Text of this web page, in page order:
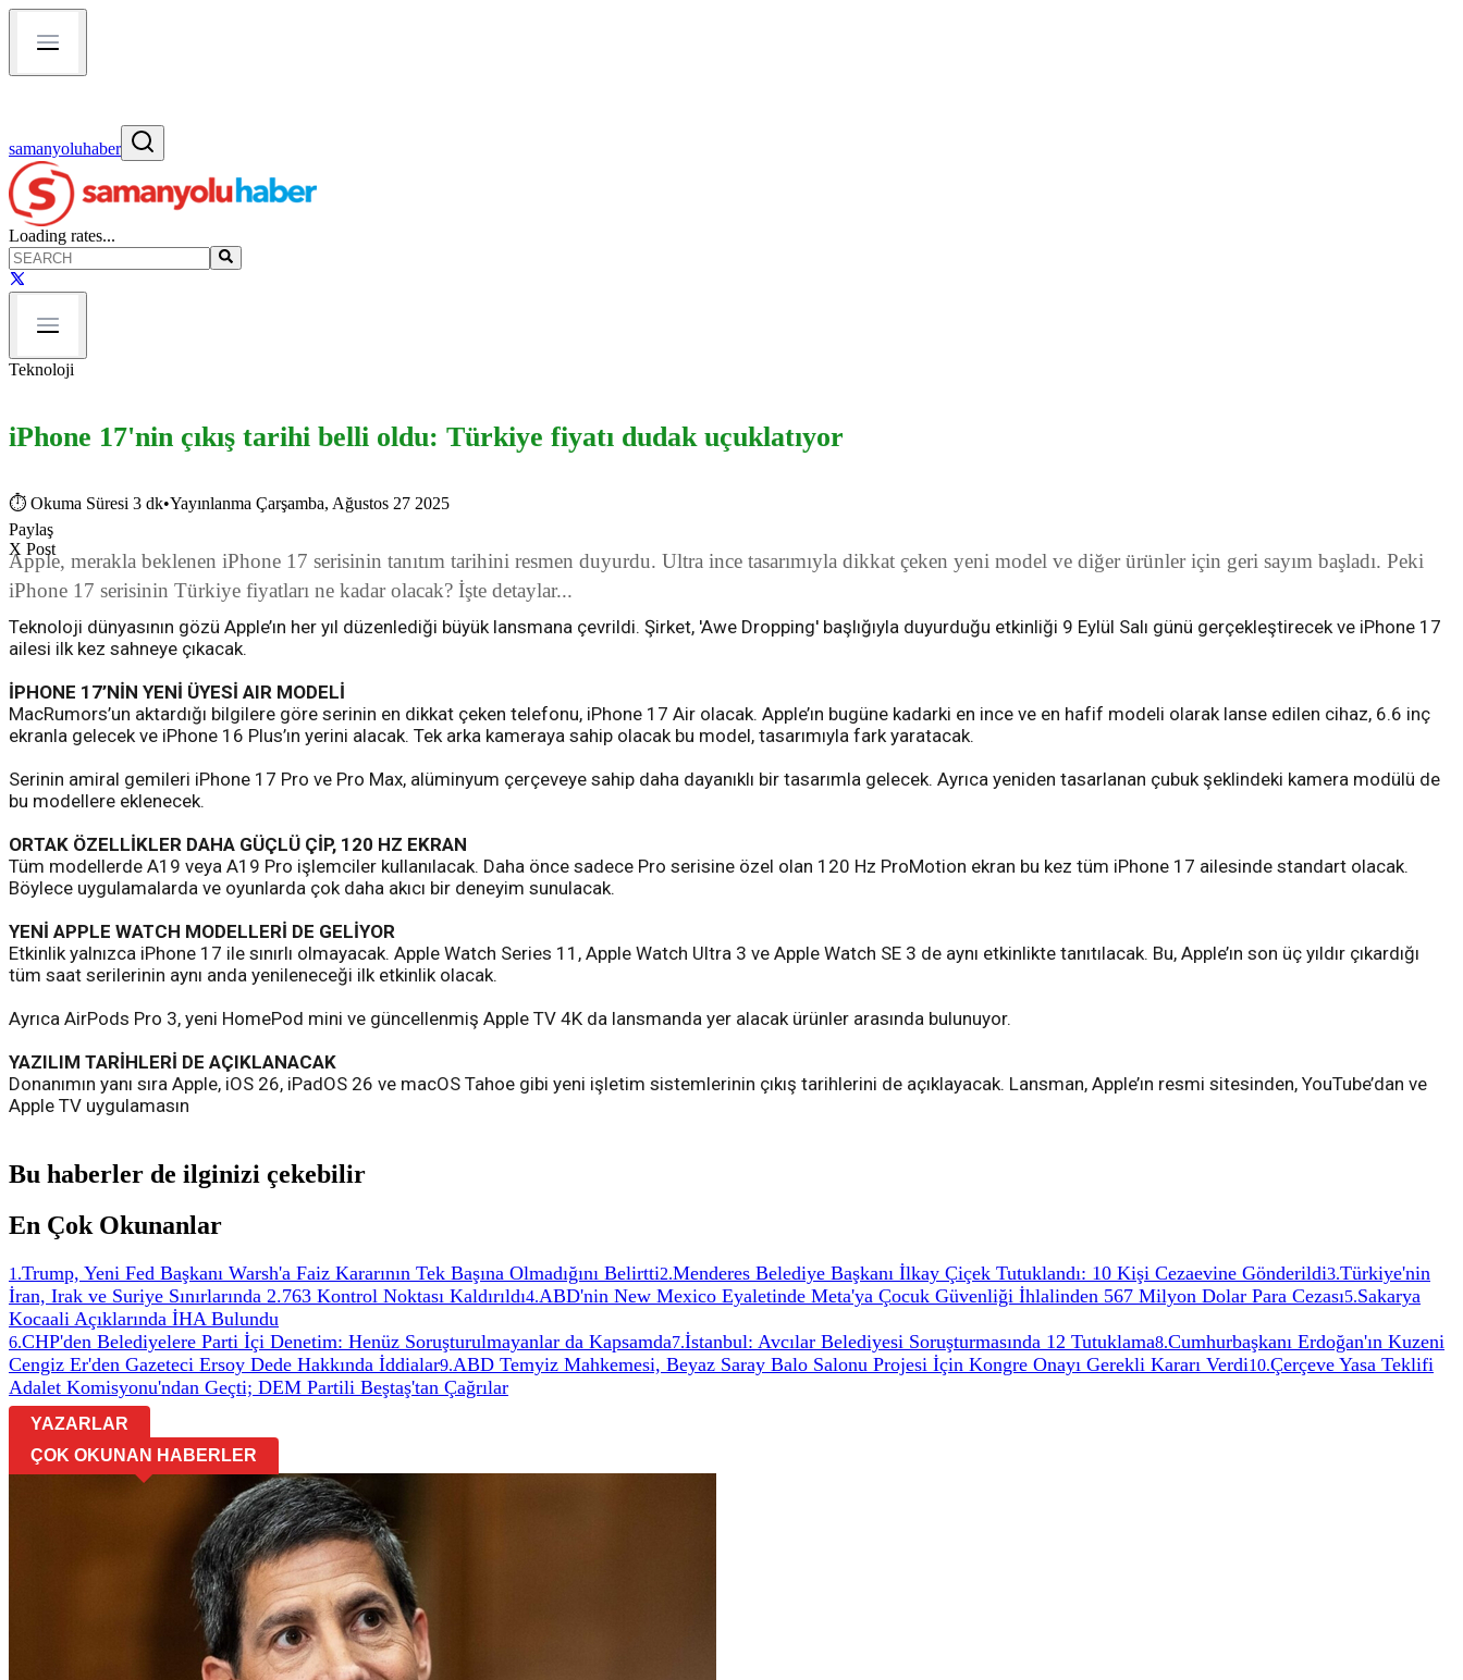
samanyoluhaber
Loading rates...
Teknoloji
iPhone 17'nin çıkış tarihi belli oldu: Türkiye fiyatı dudak uçuklatıyor
⏱ Okuma Süresi 3 dk•Yayınlanma Çarşamba, Ağustos 27 2025
Paylaş
X Post
Apple, merakla beklenen iPhone 17 serisinin tanıtım tarihini resmen duyurdu. Ultra ince tasarımıyla dikkat çeken yeni model ve diğer ürünler için geri sayım başladı. Peki
iPhone 17 serisinin Türkiye fiyatları ne kadar olacak? İşte detaylar...
Teknoloji dünyasının gözü Apple’ın her yıl düzenlediği büyük lansmana çevrildi. Şirket, 'Awe Dropping' başlığıyla duyurduğu etkinliği 9 Eylül Salı günü gerçekleştirecek ve iPhone 17
ailesi ilk kez sahneye çıkacak.
İPHONE 17’NİN YENİ ÜYESİ AIR MODELİ
MacRumors’un aktardığı bilgilere göre serinin en dikkat çeken telefonu, iPhone 17 Air olacak. Apple’ın bugüne kadarki en ince ve en hafif modeli olarak lanse edilen cihaz, 6.6 inç
ekranla gelecek ve iPhone 16 Plus’ın yerini alacak. Tek arka kameraya sahip olacak bu model, tasarımıyla fark yaratacak.
Serinin amiral gemileri iPhone 17 Pro ve Pro Max, alüminyum çerçeveye sahip daha dayanıklı bir tasarımla gelecek. Ayrıca yeniden tasarlanan çubuk şeklindeki kamera modülü de
bu modellere eklenecek.
ORTAK ÖZELLİKLER DAHA GÜÇLÜ ÇİP, 120 HZ EKRAN
Tüm modellerde A19 veya A19 Pro işlemciler kullanılacak. Daha önce sadece Pro serisine özel olan 120 Hz ProMotion ekran bu kez tüm iPhone 17 ailesinde standart olacak.
Böylece uygulamalarda ve oyunlarda çok daha akıcı bir deneyim sunulacak.
YENİ APPLE WATCH MODELLERİ DE GELİYOR
Etkinlik yalnızca iPhone 17 ile sınırlı olmayacak. Apple Watch Series 11, Apple Watch Ultra 3 ve Apple Watch SE 3 de aynı etkinlikte tanıtılacak. Bu, Apple’ın son üç yıldır çıkardığı
tüm saat serilerinin aynı anda yenileneceği ilk etkinlik olacak.
Ayrıca AirPods Pro 3, yeni HomePod mini ve güncellenmiş Apple TV 4K da lansmanda yer alacak ürünler arasında bulunuyor.
YAZILIM TARİHLERİ DE AÇIKLANACAK
Donanımın yanı sıra Apple, iOS 26, iPadOS 26 ve macOS Tahoe gibi yeni işletim sistemlerinin çıkış tarihlerini de açıklayacak. Lansman, Apple’ın resmi sitesinden, YouTube’dan ve
Apple TV uygulamasın
Bu haberler de ilginizi çekebilir
En Çok Okunanlar
1 .Trump, Yeni Fed Başkanı Warsh'a Faiz Kararının Tek Başına Olmadığını Belirtti2.Menderes Belediye Başkanı İlkay Çiçek Tutuklandı: 10 Kişi Cezaevine Gönderildi3.Türkiye'nin
İran, Irak ve Suriye Sınırlarında 2.763 Kontrol Noktası Kaldırıldı4.ABD'nin New Mexico Eyaletinde Meta'ya Çocuk Güvenliği İhlalinden 567 Milyon Dolar Para Cezası5.Sakarya
Kocaali Açıklarında İHA Bulundu
6.CHP'den Belediyelere Parti İçi Denetim: Henüz Soruşturulmayanlar da Kapsamda7.İstanbul: Avcılar Belediyesi Soruşturmasında 12 Tutuklama8.Cumhurbaşkanı Erdoğan'ın Kuzeni
Cengiz Er'den Gazeteci Ersoy Dede Hakkında İddialar9.ABD Temyiz Mahkemesi, Beyaz Saray Balo Salonu Projesi İçin Kongre Onayı Gerekli Kararı Verdi10.Çerçeve Yasa Teklifi
Adalet Komisyonu'ndan Geçti; DEM Partili Beştaş'tan Çağrılar
YAZARLAR
ÇOK OKUNAN HABERLER